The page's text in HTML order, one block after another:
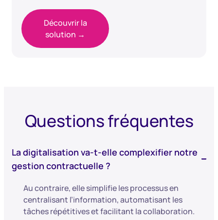
Découvrir la
solution →
Questions fréquentes
La digitalisation va-t-elle complexifier notre
gestion contractuelle ?
Au contraire, elle simplifie les processus en
centralisant l’information, automatisant les
tâches répétitives et facilitant la collaboration.